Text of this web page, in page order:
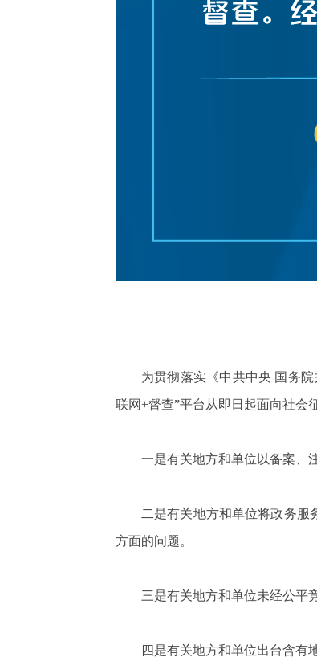
为贯彻落实《中共中央 国务
联网+督查”平台从即日起面向社会
一是有关地方和单位以备案、
二是有关地方和单位将政务
方面的问题。
三是有关地方和单位未经公平
四是有关地方和单位出台含有